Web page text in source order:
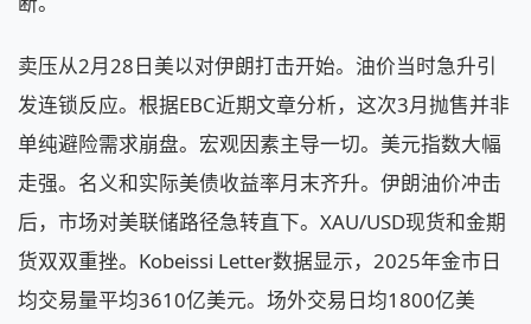
卖压从2月28日美以对伊朗打击开始。油价当时急升引
发连锁反应。根据EBC近期文章分析，这次3月抛售并非
单纯避险需求崩盘。宏观因素主导一切。美元指数大幅
走强。名义和实际美债收益率月末齐升。伊朗油价冲击
后，市场对美联储路径急转直下。XAU/USD现货和金期
货双双重挫。Kobeissi Letter数据显示，2025年金市日
均交易量平均3610亿美元。场外交易日均1800亿美